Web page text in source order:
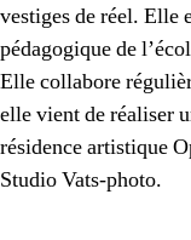
vestiges de réel. Elle
pédagogique de
Elle collabore
elle vient de réaliser
résidence artistique
Studio Vats-photo.